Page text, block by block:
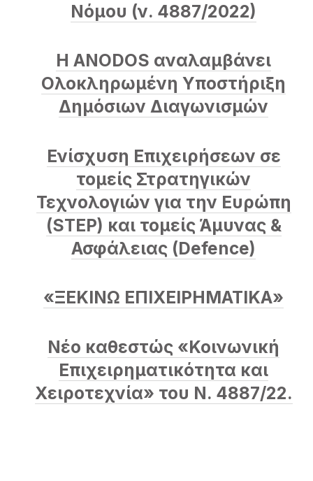
Νόμου (ν. 4887/2022)
Η ANODOS αναλαμβάνει
Ολοκληρωμένη Υποστήριξη
Δημόσιων Διαγωνισμών
Ενίσχυση Επιχειρήσεων σε
τομείς Στρατηγικών
Τεχνολογιών για την Ευρώπη
(STEP) και τομείς Άμυνας &
Ασφάλειας (Defence)
«ΞΕΚΙΝΩ ΕΠΙΧΕΙΡΗΜΑΤΙΚΑ»
Νέο καθεστώς «Κοινωνική
Επιχειρηματικότητα και
Χειροτεχνία» του Ν. 4887/22.